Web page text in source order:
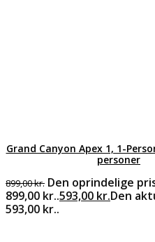
Grand Canyon Apex 1, 1-
personer
899,00kr. Den oprindelige
899,00 kr..593,00 kr.Den
593,00 kr..